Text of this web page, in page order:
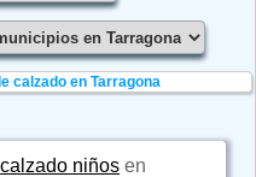
calzado en Tarragona
calzado niños en